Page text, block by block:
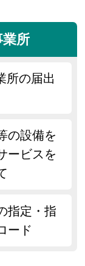
所
所の届出
の設備を
ービスを
指定・指
ード